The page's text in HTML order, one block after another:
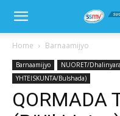
Home Barnaamijyo
Barnaamijyo NUORET/
YHTEISKUNTA/Bulshada)
QORMADA